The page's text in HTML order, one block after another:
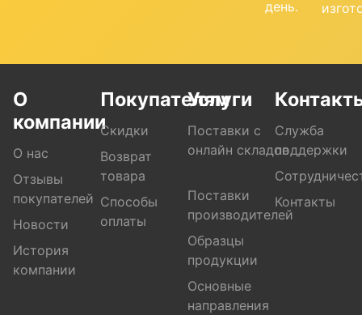
день.
О
компании
О нас
Отзывы
покупателей
Новости
История
компании
Покупателям
Скидки
Возврат
товара
Способы
оплаты
Услуги
Поставки с
онлайн складов
Поставки
производителей
Образцы
продукции
Основные
направления
Служба
поддержки
Контакты